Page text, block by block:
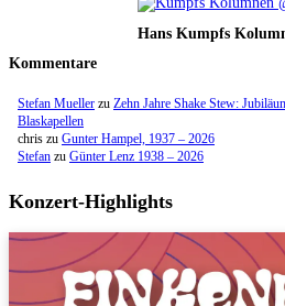
Hans Kumpfs
Kommentare
Stefan Mueller zu Zehn Jahre Shake Stew:
Blaskapellen
chris zu Gunter Hampel, 1937 – 2026
Stefan zu Günter Lenz 1938 – 2026
Konzert-Highlights